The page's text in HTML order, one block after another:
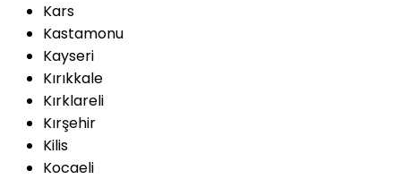
Kars
Kastamonu
Kayseri
Kırıkkale
Kırklareli
Kırşehir
Kilis
Kocaeli